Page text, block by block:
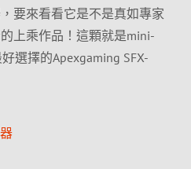
要來看看它是不是真如專家
上乘作品！這顆就是mini-
選擇的Apexgaming SFX-